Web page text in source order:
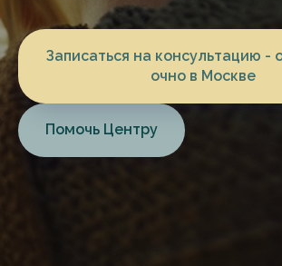
Записаться на консультацию -
очно в Москве
Помочь Центру